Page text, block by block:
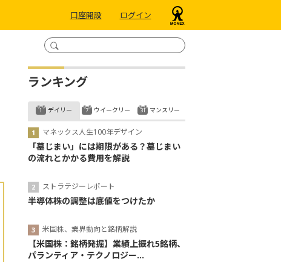
口座開設 ログイン
ランキング
デイリー
マネックス人生100年デザイン
「墓じまい」には期限がある？墓じまい
の流れとかかる費用を解説
ストラテジーレポート
半導体株の調整は底値をつけたか
米国株、業界動向と銘柄解説
【米国株：銘柄発掘】業績上振れ5銘柄、
パランティア・テクノロジー...
ウイークリー マンスリー